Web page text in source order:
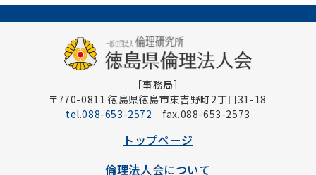
［事務局］
〒770-0811 徳島県徳島市東吉野町2丁目31-18
tel.088-653-2572 fax.088-653-2573
トップページ
倫理法人会について